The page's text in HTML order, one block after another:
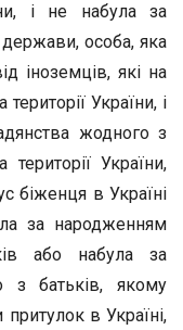
і не набула за
особа, яка
іноземців, які на
України, і
жодного з
України,
біженця в Україні
за народженням
або набула за
з батьків, якому
притулок в Україні,